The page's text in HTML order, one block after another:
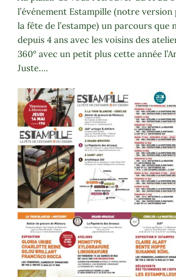
l’événement Estampille (notre version
la fête de l’estampe) un parcours que
depuis 4 ans avec les voisins des
360° avec un petit plus cette année
Juste….